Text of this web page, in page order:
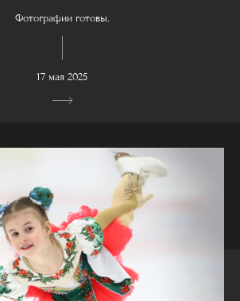
Фотографии готовы.
17 мая 2025